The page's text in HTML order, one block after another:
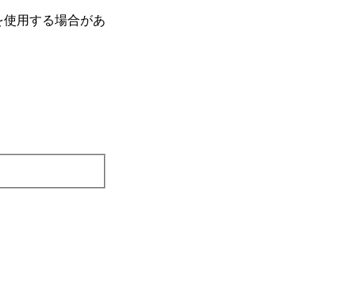
⽤する場合があ